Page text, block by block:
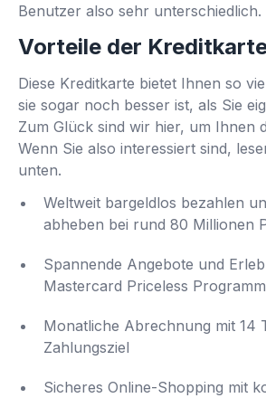
Benutzer also sehr unterschiedlich.
Vorteile der
Diese Kreditkarte bietet Ihnen so
sie sogar noch besser ist, als Sie
Zum Glück sind wir hier, um Ihnen
Wenn Sie also interessiert sind,
unten.
Weltweit bargeldlos bezahlen
abheben bei rund 80 Millionen
Spannende Angebote und
Mastercard Priceless Programm
Monatliche Abrechnung mit 14
Zahlungsziel
Sicheres Online-Shopping mit